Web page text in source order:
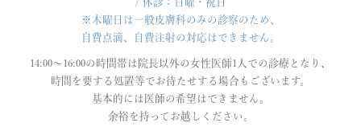
※木曜日は一般皮膚科のみの診察のため、
自費点滴、自費注射の対応はできません。
14:00〜16:00の時間帯は院⻑以外の女性医師1人での診療となり、
時間を要する処置等でお待たせする場合もございます。
基本的には医師の希望はできません。
余裕を持ってお越しください。